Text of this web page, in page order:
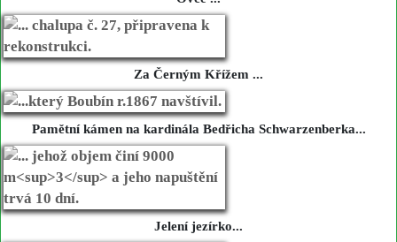
Za Černým Křížem ...
Pamětní kámen na kardinála Bedřicha Schwarzenberka...
Jelení jezírko...